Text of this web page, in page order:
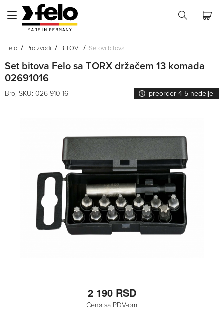
Felo Proizvodi BITOVI Setovi bitova
Set bitova Felo sa TORX držačem 13 komada
02691016
Broj SKU: 026 910 16 preorder 4-5 nedelje
2 190 RSD
Cena sa PDV-om